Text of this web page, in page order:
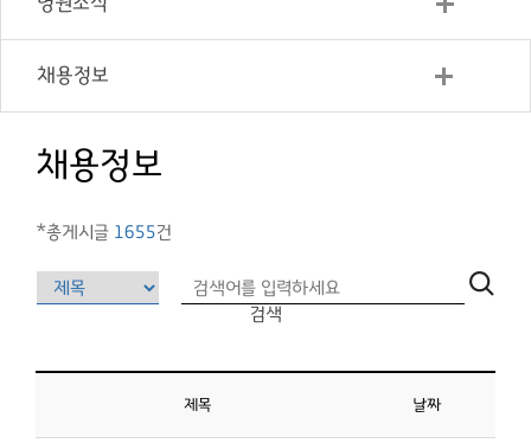
채용정보
채용정보
*총게시글 1655건
검색
제목 날짜